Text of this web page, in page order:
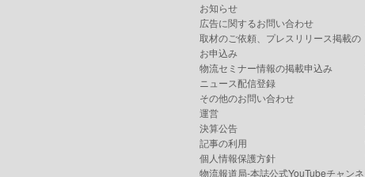
お知らせ
広告に関するお問い合わせ
取材のご依頼、プレスリリース掲載の
お申込み
物流セミナー情報の掲載申込み
ニュース配信登録
その他のお問い合わせ
運営
決算公告
記事の利用
個人情報保護方針
物流報道局-本誌公式YouTubeチャンネ